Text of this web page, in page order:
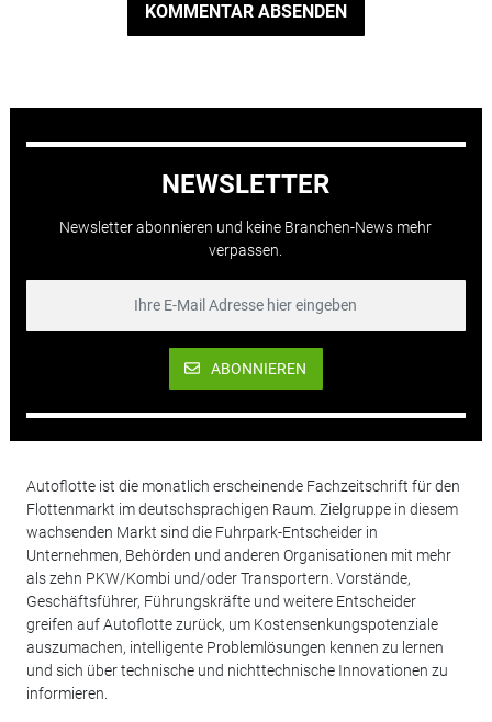
KOMMENTAR ABSENDEN
NEWSLETTER
Newsletter abonnieren und keine Branchen-News mehr
verpassen.
ABONNIEREN
Autoflotte ist die monatlich erscheinende Fachzeitschrift für den
Flottenmarkt im deutschsprachigen Raum. Zielgruppe in diesem
wachsenden Markt sind die Fuhrpark-Entscheider in
Unternehmen, Behörden und anderen Organisationen mit mehr
als zehn PKW/Kombi und/oder Transportern. Vorstände,
Geschäftsführer, Führungskräfte und weitere Entscheider
greifen auf Autoflotte zurück, um Kostensenkungspotenziale
auszumachen, intelligente Problemlösungen kennen zu lernen
und sich über technische und nichttechnische Innovationen zu
informieren.